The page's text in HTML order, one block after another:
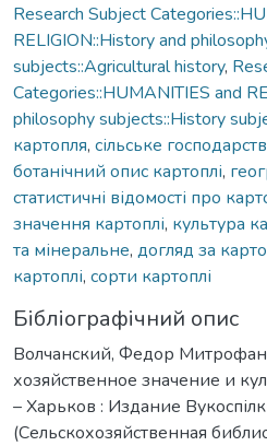
Research Subject
RELIGION::History and
subjects::Agricultural history,
Categories::HUMANITIES and
philosophy subjects::History
картопля, сільське
ботанічний опис картоплі,
статистичні відомості про
значення картоплі, культура
та мінеральне, догляд за
картоплі, сорти картоплі
Бібліографічний опис
Волчанский, Федор
хозяйственное значение и
– Харьков : Издание
(Сельскохозяйственная